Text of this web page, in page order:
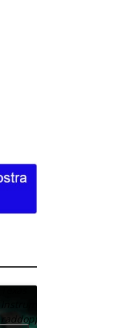
Texas
raddoppia